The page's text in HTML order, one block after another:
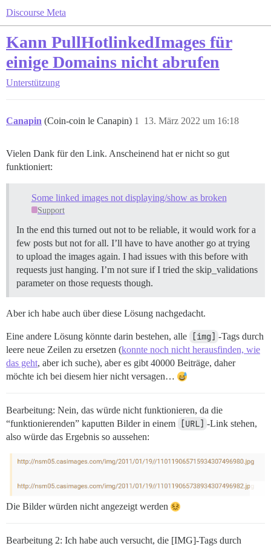
Discourse Meta
Kann PullHotlinkedImages für
einige Domains nicht abrufen
Unterstützung
Canapin (Coin-coin le Canapin) 13. März 2022 um 16:18
1
Vielen Dank für den Link. Anscheinend hat er nicht so gut
funktioniert:
Some linked images not displaying/show as broken
Support
In the end this turned out not to be reliable, it would work for a
few posts but not for all. I’ll have to have another go at trying
to upload the images again. I had issues with this before with
requests just hanging. I’m not sure if I tried the skip_validations
parameter on those requests though.
Aber ich habe auch über diese Lösung nachgedacht.
Eine andere Lösung könnte darin bestehen, alle [img] -Tags durch
leere neue Zeilen zu ersetzen (konnte noch nicht herausfinden, wie
das geht, aber ich suche), aber es gibt 40000 Beiträge, daher
möchte ich bei diesem hier nicht versagen…
Bearbeitung: Nein, das würde nicht funktionieren, da die
“funktionierenden” kaputten Bilder in einem
[URL] -Link stehen,
also würde das Ergebnis so aussehen:
Die Bilder würden nicht angezeigt werden
Bearbeitung 2: Ich habe auch versucht, die [IMG]-Tags durch